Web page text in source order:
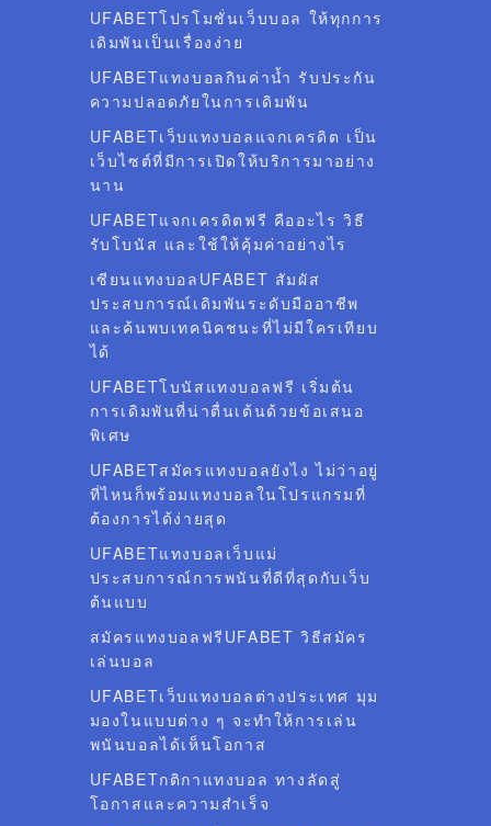
UFABETโปรโมชั่นเว็บบอล ให้ทุกการ
เดิมพันเป็นเรื่องง่าย
UFABETแทงบอลกินค่าน้ำ รับประกัน
ความปลอดภัยในการเดิมพัน
UFABETเว็บแทงบอลแจกเครดิต เป็น
เว็บไซต์ที่มีการเปิดให้บริการมาอย่าง
นาน
UFABETแจกเครดิตฟรี คืออะไร วิธี
รับโบนัส และใช้ให้คุ้มค่าอย่างไร
เซียนแทงบอลUFABET สัมผัส
ประสบการณ์เดิมพันระดับมืออาชีพ
และค้นพบเทคนิคชนะที่ไม่มีใครเทียบ
ได้
UFABETโบนัสแทงบอลฟรี เริ่มต้น
การเดิมพันที่น่าตื่นเต้นด้วยข้อเสนอ
พิเศษ
UFABETสมัครแทงบอลยังไง ไม่ว่าอยู่
ที่ไหนก็พร้อมแทงบอลในโปรแกรมที่
ต้องการได้ง่ายสุด
UFABETแทงบอลเว็บแม่
ประสบการณ์การพนันที่ดีที่สุดกับเว็บ
ต้นแบบ
สมัครแทงบอลฟรีUFABET วิธีสมัคร
เล่นบอล
UFABETเว็บแทงบอลต่างประเทศ มุม
มองในแบบต่าง ๆ จะทำให้การเล่น
พนันบอลได้เห็นโอกาส
UFABETกติกาแทงบอล ทางลัดสู่
โอกาสและความสำเร็จ